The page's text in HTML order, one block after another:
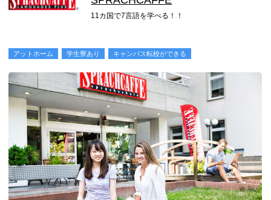
11カ国で7言語を学べる！！
アットホーム 学生寮あり キャンパス転校ができる